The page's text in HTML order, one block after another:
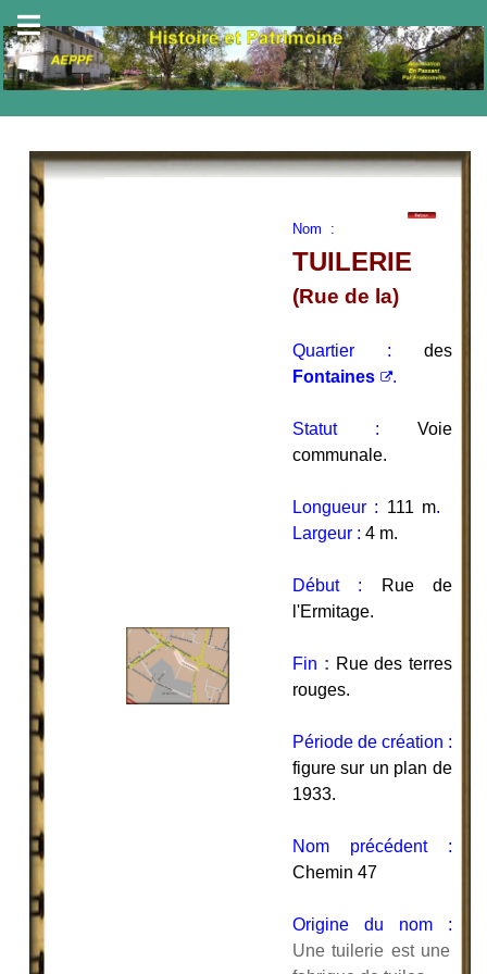
Nom :
TUILERIE
(Rue de la)
Quartier : des
Fontaines
.
Statut : Voie
communale.
Longueur : 111 m.
Largeur : 4 m.
Début : Rue de
l'Ermitage.
Fin : Rue des terres
rouges.
Période de création :
figure sur un plan de
1933.
Nom précédent :
Chemin 47
Origine du nom :
Une tuilerie est une